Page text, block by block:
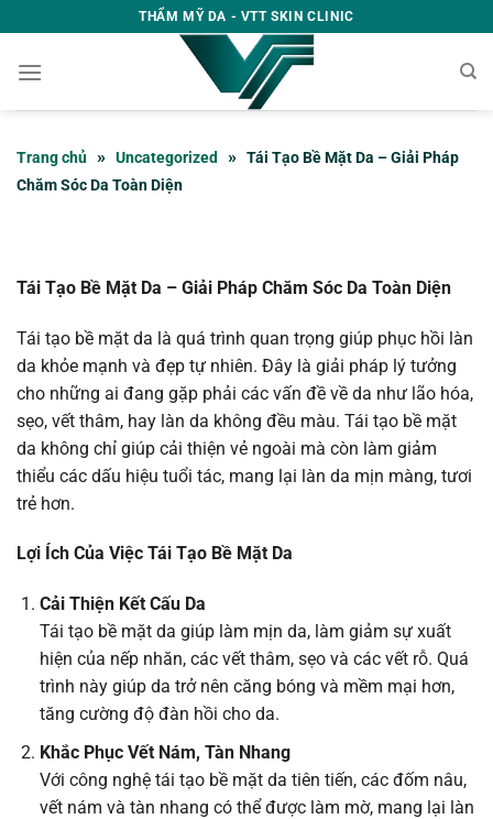
qua
nội
THẨM MỸ DA - VTT SKIN CLINIC
Trang chủ » Uncategorized » Tái Tạo Bề Mặt Da – Giải Pháp
Chăm Sóc Da Toàn Diện
Tái Tạo Bề Mặt Da – Giải Pháp Chăm Sóc Da Toàn Diện
Tái tạo bề mặt da là quá trình quan trọng giúp phục hồi làn
da khỏe mạnh và đẹp tự nhiên. Đây là giải pháp lý tưởng
cho những ai đang gặp phải các vấn đề về da như lão hóa,
sẹo, vết thâm, hay làn da không đều màu. Tái tạo bề mặt
da không chỉ giúp cải thiện vẻ ngoài mà còn làm giảm
thiểu các dấu hiệu tuổi tác, mang lại làn da mịn màng, tươi
trẻ hơn.
Lợi Ích Của Việc Tái Tạo Bề Mặt Da
Cải Thiện Kết Cấu Da
Tái tạo bề mặt da giúp làm mịn da, làm giảm sự xuất
hiện của nếp nhăn, các vết thâm, sẹo và các vết rỗ. Quá
trình này giúp da trở nên căng bóng và mềm mại hơn,
tăng cường độ đàn hồi cho da.
Khắc Phục Vết Nám, Tàn Nhang
Với công nghệ tái tạo bề mặt da tiên tiến, các đốm nâu,
vết nám và tàn nhang có thể được làm mờ, mang lại làn